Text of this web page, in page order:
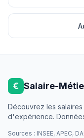
€ Salaire-
Découvrez les
d'expérience.
Sources : INSEE, APEC,